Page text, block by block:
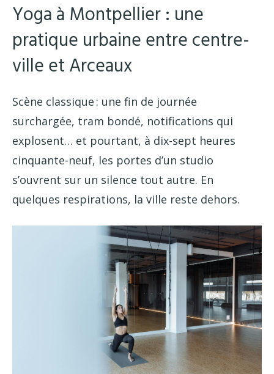
Yoga à Montpellier : une
pratique urbaine entre centre-
ville et Arceaux
Scène classique : une fin de journée
surchargée, tram bondé, notifications qui
explosent… et pourtant, à dix-sept heures
cinquante-neuf, les portes d’un studio
s’ouvrent sur un silence tout autre. En
quelques respirations, la ville reste dehors.